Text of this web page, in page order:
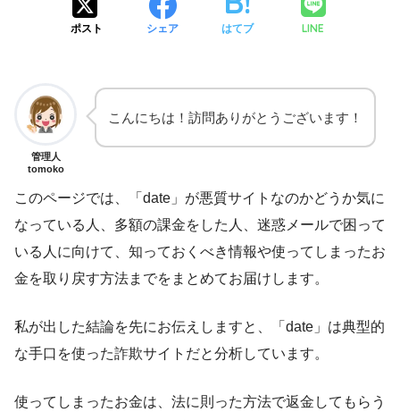
ポスト シェア はてブ LINE
管理人
tomoko
こんにちは！訪問ありがとうございます！
このページでは、「date」が悪質サイトなのかどうか気に
なっている人、多額の課金をした人、迷惑メールで困って
いる人に向けて、知っておくべき情報や使ってしまったお
金を取り戻す方法までをまとめてお届けします。
私が出した結論を先にお伝えしますと、「date」は典型的
な手口を使った詐欺サイトだと分析しています。
使ってしまったお金は、法に則った方法で返金してもらう